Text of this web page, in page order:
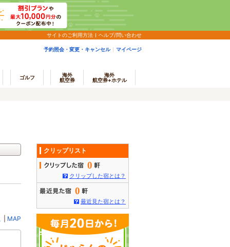
サイトのご利用方法 ヘルプ/問い合わせ
予約照会・変更・キャンセル マイページ
ゴルフ
海外
航空券
海外
航空券+ホテル
MAP
クリップリスト
0
クリップした宿とは？
0
最近見た宿とは？